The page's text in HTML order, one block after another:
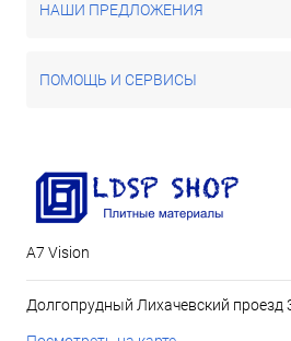
НАШИ ПРЕДЛОЖЕНИЯ
ПОМОЩЬ И СЕРВИСЫ
А7 Vision
Долгопрудный Лихачевский проезд